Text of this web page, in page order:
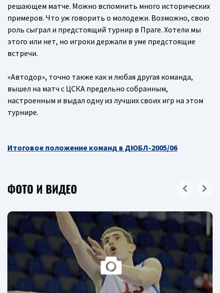
решающем матче. Можно вспомнить много исторических
примеров. Что уж говорить о молодежи. Возможно, свою
роль сыграл и предстоящий турнир в Праге. Хотели мы
этого или нет, но игроки держали в уме предстоящие
встречи.
«Автодор», точно также как и любая другая команда,
вышел на матч с ЦСКА предельно собранным,
настроенным и выдал одну из лучших своих игр на этом
турнире.
Итоговое положение команд в ДЮБЛ-2005/06
ФОТО И ВИДЕО